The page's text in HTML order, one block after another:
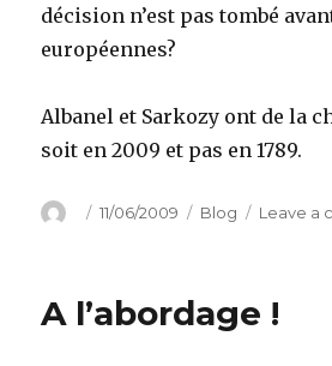
décision n’est pas tombé
européennes?
Albanel et Sarkozy ont de la
soit en 2009 et pas en 1789.
Author
Posted
11/06/2009 Categories
Blog Leave a
A l’abordage !